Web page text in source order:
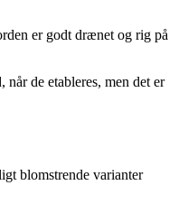
er godt drænet og rig på
de etableres, men det er
blomstrende varianter